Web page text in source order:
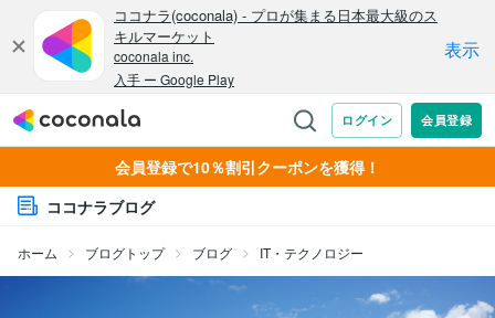
会員登録で10％割引クーポンを獲得！
ココナラブログ
ホーム ブログトップ ブログ IT・テクノロジー